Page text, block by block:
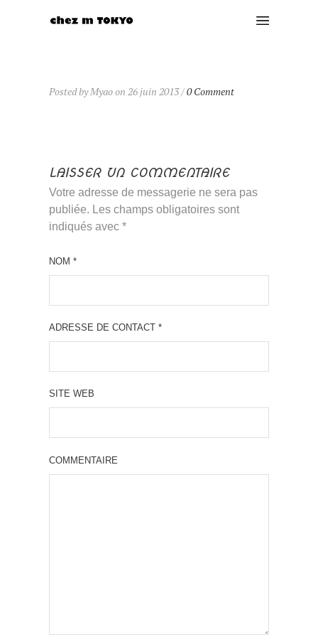
Posted by Myao on 26 juin 2013 /0 Comment
LAISSER UN COMMENTAIRE
Votre adresse de messagerie ne sera pas
publiée. Les champs obligatoires sont
indiqués avec *
NOM *
ADRESSE DE CONTACT *
SITE WEB
COMMENTAIRE